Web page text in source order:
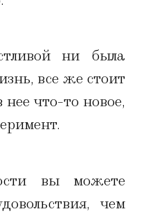
ни была
все же стоит
что-то новое,
вы можете
чем